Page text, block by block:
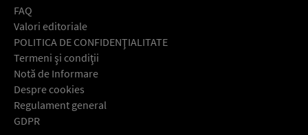
FAQ
Valori editoriale
POLITICA DE CONFIDENŢIALITATE
Termeni şi condiţii
Notă de Informare
Despre cookies
Regulament general
GDPR